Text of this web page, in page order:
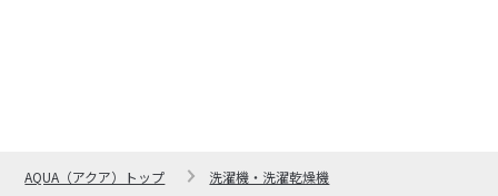
AQUA（アクア）トップ 洗濯機・洗濯乾燥機